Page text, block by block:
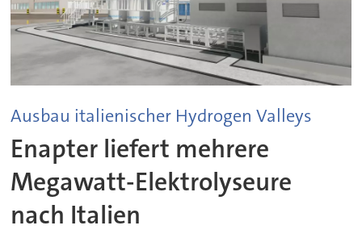
Ausbau italienischer Hydrogen Valleys
Enapter liefert mehrere
Megawatt-Elektrolyseure
nach Italien